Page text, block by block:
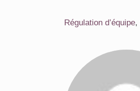
Régulation d’équipe,